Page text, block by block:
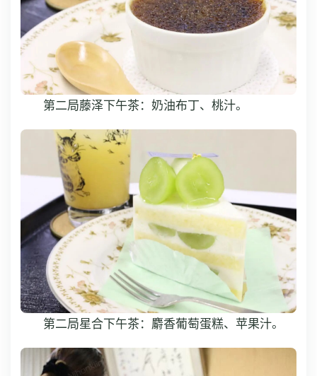
第二局藤泽下午茶：奶油布丁、桃汁。
第二局星合下午茶：麝香葡萄蛋糕、苹果汁。